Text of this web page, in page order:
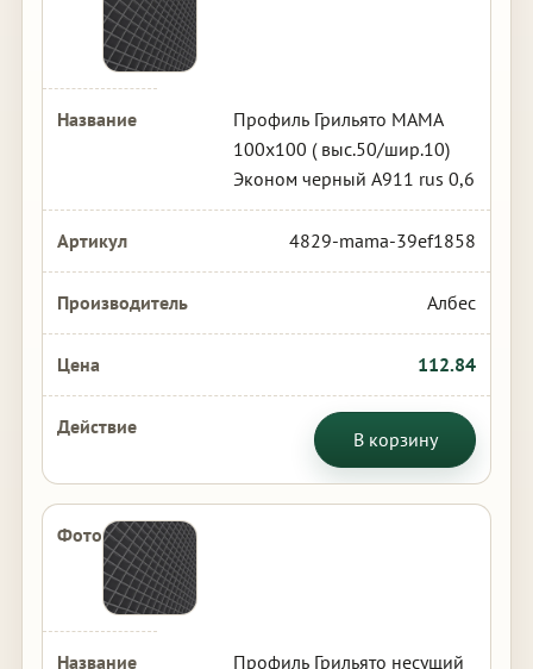
Профиль Грильято МАМА
100х100 ( выс.50/шир.10)
Эконом черный А911 rus 0,6
4829-mama-39ef1858
Албес
112.84
В корзину
Профиль Грильято несущий